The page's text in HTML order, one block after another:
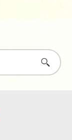
さがす